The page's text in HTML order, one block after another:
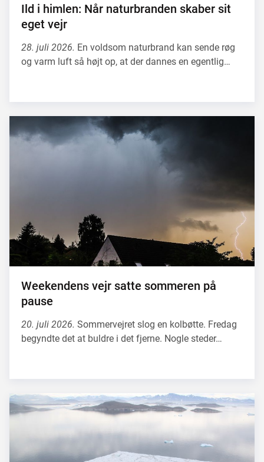
Ild i himlen: Når naturbranden skaber sit
eget vejr
28. juli 2026. En voldsom naturbrand kan sende røg
og varm luft så højt op, at der dannes en egentlig…
Weekendens vejr satte sommeren på
pause
20. juli 2026. Sommervejret slog en kolbøtte. Fredag
begyndte det at buldre i det fjerne. Nogle steder…